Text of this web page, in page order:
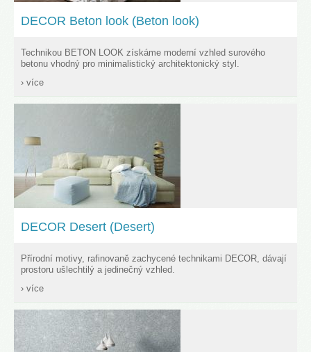
DECOR Beton look (Beton look)
Technikou BETON LOOK získáme moderní vzhled surového
betonu vhodný pro minimalistický architektonický styl.
› více
DECOR Desert (Desert)
Přírodní motivy, rafinovaně zachycené technikami DECOR, dávají
prostoru ušlechtilý a jedinečný vzhled.
› více